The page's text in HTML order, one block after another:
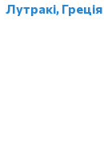
Лутракі, Греція